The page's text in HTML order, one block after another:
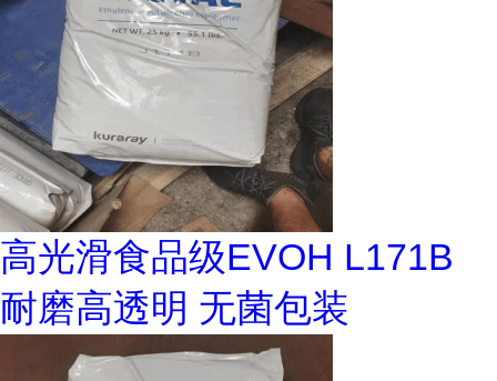
高光滑食品级EVOH L171B
耐磨高透明 无菌包装